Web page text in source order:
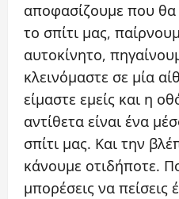
αποφασίζουμε που
το σπίτι μας,
αυτοκίνητο,
κλεινόμαστε σε μία
είμαστε εμείς και η
αντίθετα είναι ένα
σπίτι μας. Και την
κάνουμε οτιδήποτε.
μπορέσεις να